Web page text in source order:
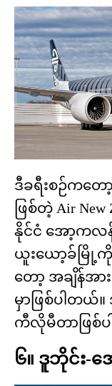
ဒီခရီးစဉ်ကတေ
ဖြစ်တဲ့ Air
နိုင်ငံ အော့ကလ
ယူးယော့ခ်မြို့ကို
တော့ အချိန်အား
မှာဖြစ်ပါတယ်
ကီလိုမီတာဖြစ်
၆။ ဒူဘိုင်း-